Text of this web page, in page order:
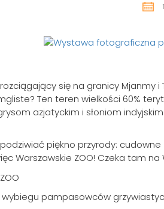
się na granicy Mjanmy
Ten teren wielkości 60%
azjatyckim i słoniom
piękno przyrody:
Warszawskie ZOO! Czeka tam
wybiegu pampasowców